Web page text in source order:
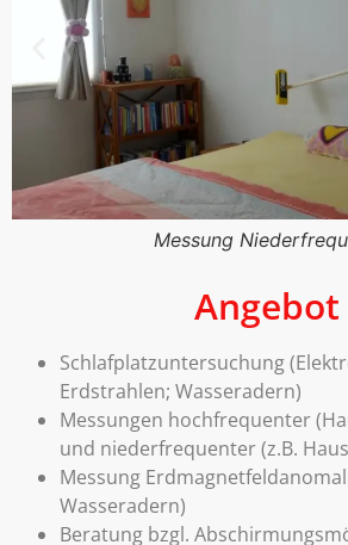
Messung
Angebot
Schlafplatzuntersuchung
Erdstrahlen; Wasseradern)
Messungen hochfrequenter
und niederfrequenter (z.B.
Messung
Wasseradern)
Beratung bzgl.